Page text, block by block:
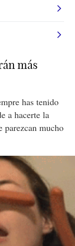
más
has tenido
a hacerte la
parezcan mucho